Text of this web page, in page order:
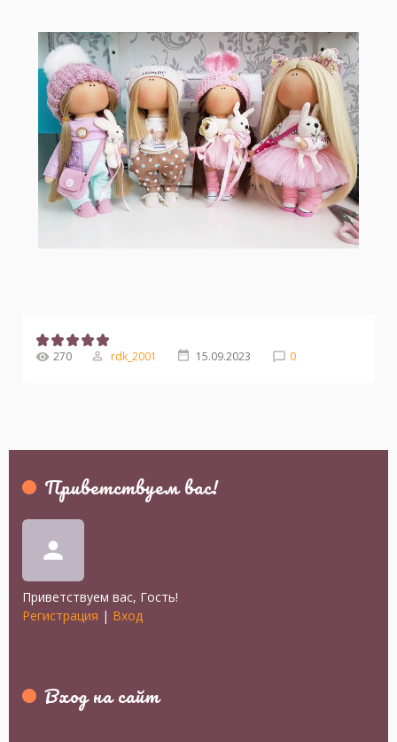
270 rdk_2001 15.09.2023 0
Приветствуем вас!
person
Приветствуем вас, Гость!
Регистрация | Вход
Вход на сайт